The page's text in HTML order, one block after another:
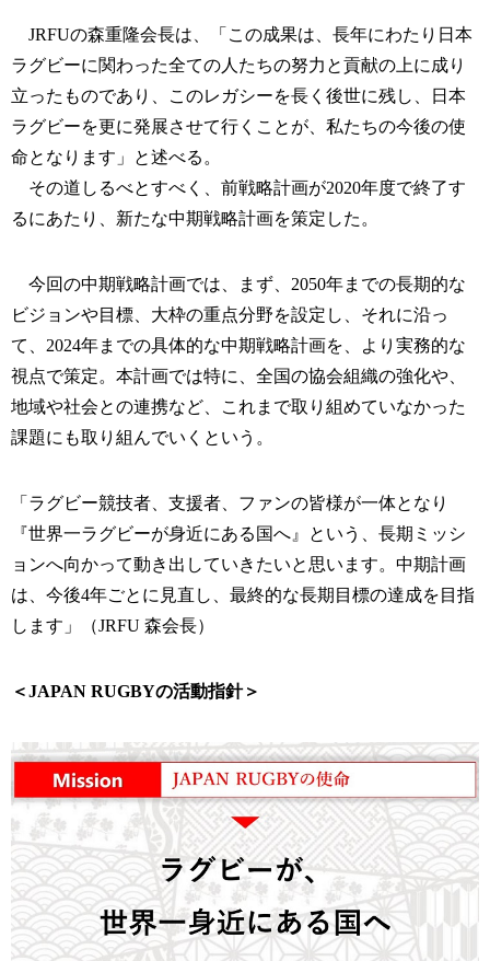
JRFUの森重隆会長は、「この成果は、長年にわたり日本
ラグビーに関わった全ての人たちの努力と貢献の上に成り
立ったものであり、このレガシーを長く後世に残し、日本
ラグビーを更に発展させて行くことが、私たちの今後の使
命となります」と述べる。
その道しるべとすべく、前戦略計画が2020年度で終了す
るにあたり、新たな中期戦略計画を策定した。
今回の中期戦略計画では、まず、2050年までの長期的な
ビジョンや目標、大枠の重点分野を設定し、それに沿っ
て、2024年までの具体的な中期戦略計画を、より実務的な
視点で策定。本計画では特に、全国の協会組織の強化や、
地域や社会との連携など、これまで取り組めていなかった
課題にも取り組んでいくという。
「ラグビー競技者、支援者、ファンの皆様が一体となり
『世界一ラグビーが身近にある国へ』という、長期ミッシ
ョンへ向かって動き出していきたいと思います。中期計画
は、今後4年ごとに見直し、最終的な長期目標の達成を目指
します」（JRFU 森会長）
＜JAPAN RUGBYの活動指針＞